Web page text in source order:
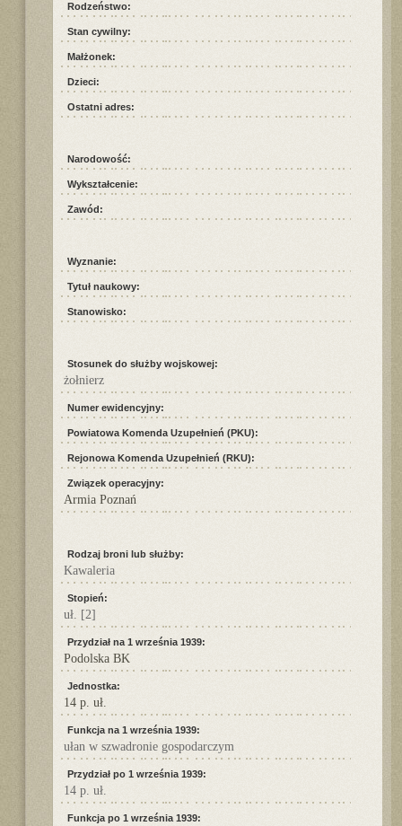
Rodzeństwo:
Stan cywilny:
Małżonek:
Dzieci:
Ostatni adres:
Narodowość:
Wykształcenie:
Zawód:
Wyznanie:
Tytuł naukowy:
Stanowisko:
Stosunek do służby wojskowej:
żołnierz
Numer ewidencyjny:
Powiatowa Komenda Uzupełnień (PKU):
Rejonowa Komenda Uzupełnień (RKU):
Związek operacyjny:
Armia Poznań
Rodzaj broni lub służby:
Kawaleria
Stopień:
uł. [2]
Przydział na 1 września 1939:
Podolska BK
Jednostka:
14 p. uł.
Funkcja na 1 września 1939:
ułan w szwadronie gospodarczym
Przydział po 1 września 1939:
14 p. uł.
Funkcja po 1 września 1939: